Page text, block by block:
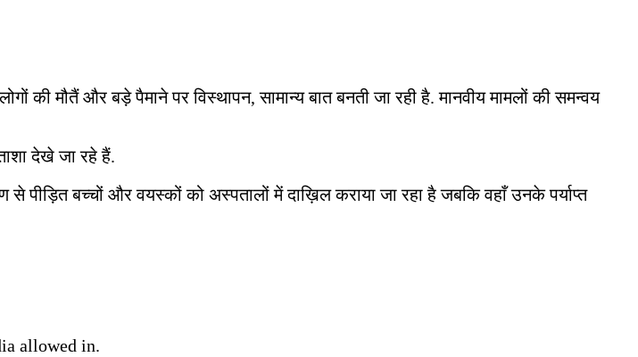
की मौतैं और बड़े पैमाने पर विस्थापन, सामान्य बात बनती जा रही है. मानवीय मामलों की समन्वय
देखे जा रहे हैं.
पीड़ित बच्चों और वयस्कों को अस्पतालों में दाख़िल कराया जा रहा है जबकि वहाँ उनके पर्याप्त
allowed in.